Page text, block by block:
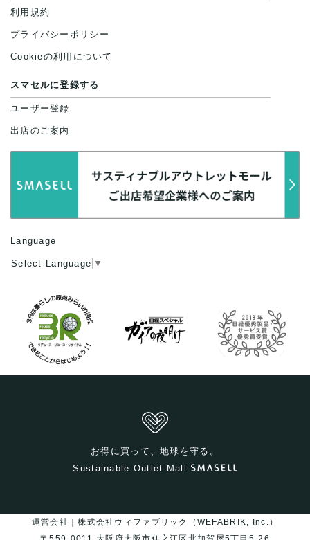
利用規約
プライバシーポリシー
Cookieの利用について
スマセルに登録する
ユーザー登録
出店のご案内
Language
Select Language ▼
お得に買って、地球を守る。
Sustainable Outlet Mall
運営会社｜株式会社ウィファブリック（WEFABRIK, Inc.）